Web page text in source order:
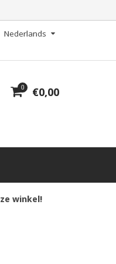
Nederlands
0 €0,00
winkel!